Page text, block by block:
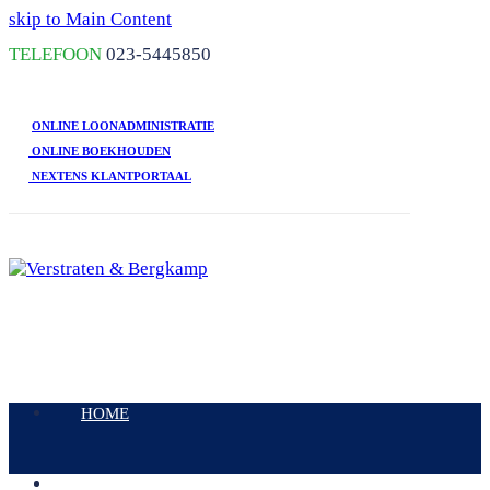
skip to Main Content
TELEFOON 023-5445850
ONLINE LOONADMINISTRATIE
ONLINE BOEKHOUDEN
NEXTENS KLANTPORTAAL
Mobile
HOME